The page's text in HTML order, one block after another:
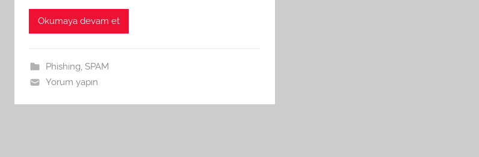
Okumaya devam et
Phishing SPAM
Yorum yapın